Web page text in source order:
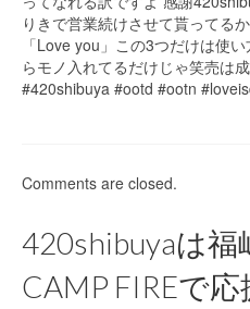
りきで営業続けさせて貰ってる
「Love you」この3つだけは使
らモノ入れてるだけじゃ笑売は
#420shibuya #ootd #ootn
Comments are closed.
420shibuyaは
CAMP FIREで